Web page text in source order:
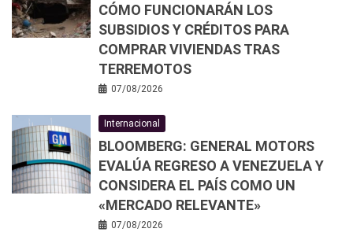
CÓMO FUNCIONARÁN LOS
SUBSIDIOS Y CRÉDITOS PARA
COMPRAR VIVIENDAS TRAS
TERREMOTOS
07/08/2026
Internacional
BLOOMBERG: GENERAL MOTORS
EVALÚA REGRESO A VENEZUELA Y
CONSIDERA EL PAÍS COMO UN
«MERCADO RELEVANTE»
07/08/2026